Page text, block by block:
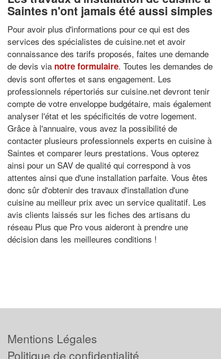
Saintes n'ont jamais été aussi simples
Pour avoir plus d'informations pour ce qui est des
services des spécialistes de cuisine.net et avoir
connaissance des tarifs proposés, faites une demande
de devis via notre formulaire. Toutes les demandes de
devis sont offertes et sans engagement. Les
professionnels répertoriés sur cuisine.net devront tenir
compte de votre enveloppe budgétaire, mais également
analyser l'état et les spécificités de votre logement.
Grâce à l'annuaire, vous avez la possibilité de
contacter plusieurs professionnels experts en cuisine à
Saintes et comparer leurs prestations. Vous opterez
ainsi pour un SAV de qualité qui correspond à vos
attentes ainsi que d'une installation parfaite. Vous êtes
donc sûr d'obtenir des travaux d'installation d'une
cuisine au meilleur prix avec un service qualitatif. Les
avis clients laissés sur les fiches des artisans du
réseau Plus que Pro vous aideront à prendre une
décision dans les meilleures conditions !
Mentions Légales
Politique de confidentialité